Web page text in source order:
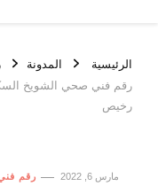
الرئيسية المدونة
رخيص
مارس 6, 2022 رقم